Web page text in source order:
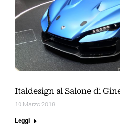
Italdesign al Salone di
10 Marzo 2018
Leggi